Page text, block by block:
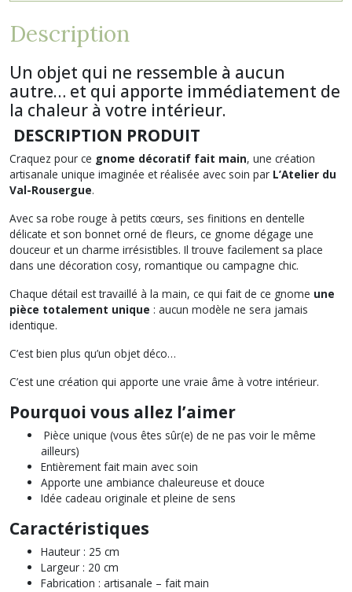
Description
Un objet qui ne ressemble à aucun
autre… et qui apporte immédiatement de
la chaleur à votre intérieur.
DESCRIPTION PRODUIT
Craquez pour ce gnome décoratif fait main, une création
artisanale unique imaginée et réalisée avec soin par L’Atelier du
Val-Rousergue.
Avec sa robe rouge à petits cœurs, ses finitions en dentelle
délicate et son bonnet orné de fleurs, ce gnome dégage une
douceur et un charme irrésistibles. Il trouve facilement sa place
dans une décoration cosy, romantique ou campagne chic.
Chaque détail est travaillé à la main, ce qui fait de ce gnome une
pièce totalement unique : aucun modèle ne sera jamais
identique.
C’est bien plus qu’un objet déco…
C’est une création qui apporte une vraie âme à votre intérieur.
Pourquoi vous allez l’aimer
Pièce unique (vous êtes sûr(e) de ne pas voir le même
ailleurs)
Entièrement fait main avec soin
Apporte une ambiance chaleureuse et douce
Idée cadeau originale et pleine de sens
Caractéristiques
Hauteur : 25 cm
Largeur : 20 cm
Fabrication : artisanale – fait main